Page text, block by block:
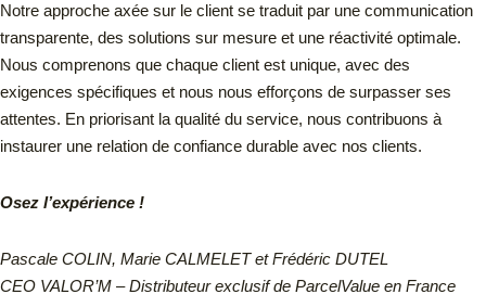
Notre approche axée sur le client se traduit par une communication
transparente, des solutions sur mesure et une réactivité optimale.
Nous comprenons que chaque client est unique, avec des
exigences spécifiques et nous nous efforçons de surpasser ses
attentes. En priorisant la qualité du service, nous contribuons à
instaurer une relation de confiance durable avec nos clients.
Osez l’expérience !
Pascale COLIN, Marie CALMELET et Frédéric DUTEL
CEO VALOR’M – Distributeur exclusif de ParcelValue en France